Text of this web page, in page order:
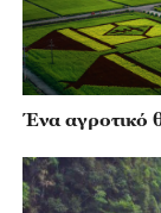
Ένα αγροτικό